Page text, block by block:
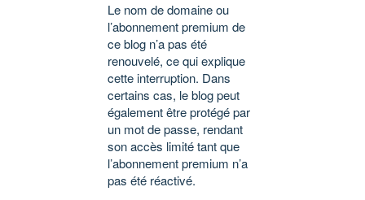
Le nom de domaine ou
l’abonnement premium de
ce blog n’a pas été
renouvelé, ce qui explique
cette interruption. Dans
certains cas, le blog peut
également être protégé par
un mot de passe, rendant
son accès limité tant que
l’abonnement premium n’a
pas été réactivé.